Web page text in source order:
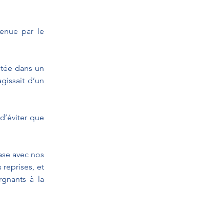
par le
dans un
d’un
que
avec nos
reprises, et
à la